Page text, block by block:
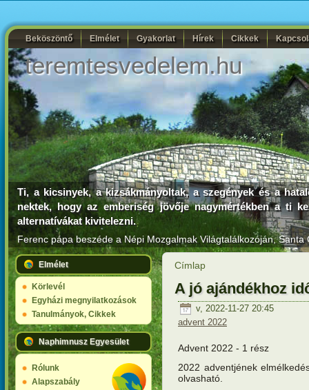
Beköszöntő Elmélet Gyakorlat Hírek Cikkek
teremtesvedelem.hu
Ti, a kicsinyek, a kizsákmányoltak, a szegények és a
nektek, hogy az emberiség jövője nagymértékben a ti
alternatívákat kivitelezni.
Ferenc pápa beszéde a Népi Mozgalmak Világtalálkozóján, Santa
Elmélet
Körlevél
Egyházi megnyilatkozások
Tanulmányok, Cikkek
Naphimnusz Egyesület
Rólunk
Alapszabály
Címlap
A jó ajándékhoz
v, 2022-11-27 20:45
advent 2022
Advent 2022 - 1 rész
2022 adventjének
olvasható.